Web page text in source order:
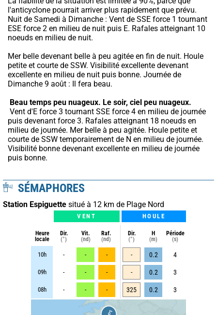
l'anticyclone pourrait arriver plus rapidement que prévu.
Nuit de Samedi à Dimanche : Vent de SSE force 1 tournant
ESE force 2 en milieu de nuit puis E. Rafales atteignant 10
noeuds en milieu de nuit.
Mer belle devenant belle à peu agitée en fin de nuit. Houle
petite et courte de SSW. Visibilité excellente devenant
excellente en milieu de nuit puis bonne. Journée de
Dimanche 9 août : Il fera beau.
Beau temps peu nuageux. Le soir, ciel peu nuageux.
puis devenant force 3. Rafales atteignant 18 noeuds en
milieu de journée. Mer belle à peu agitée. Houle petite et
courte de SSW temporairement de N en milieu de journée.
Visibilité bonne devenant excellente en milieu de journée
puis bonne.
SÉMAPHORES
Station Espiguette situé à 12 km de Plage Nord
VENT HOULE
Heure
locale
Dir.
(°)
Vit.
(nd)
Raf.
(nd)
Dir.
(°)
H
(m)
Période
(s)
10h - - - - 0.2 4
09h - - - - 0.2 3
08h - - - 325 0.2 3